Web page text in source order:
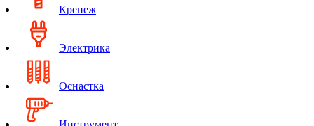
Крепеж
Электрика
Оснастка